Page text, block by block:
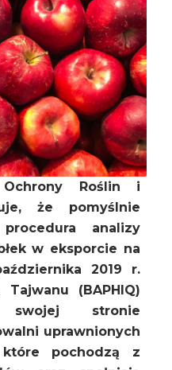
Ochrony Roślin i
że pomyślnie
analizy
w eksporcie na
2019 r.
(BAPHIQ)
swojej stronie
uprawnionych
pochodzą z